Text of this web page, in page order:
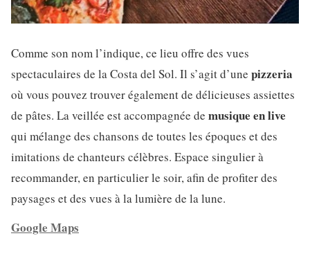
Comme son nom l’indique, ce lieu offre des vues
spectaculaires de la Costa del Sol. Il s’agit d’une pizzeria
où vous pouvez trouver également de délicieuses assiettes
de pâtes. La veillée est accompagnée de musique en live
qui mélange des chansons de toutes les époques et des
imitations de chanteurs célèbres. Espace singulier à
recommander, en particulier le soir, afin de profiter des
paysages et des vues à la lumière de la lune.
Google Maps